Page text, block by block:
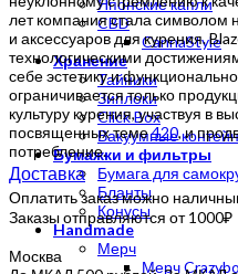
Японские капли
CBD
CannaStyle
Хранение
Тайники
Зиплоки
Click Box
Вакуумные
Бумажки и фильтры
Бумага для
Бланты
Конусы
Handmade
Мерч
Мерч
лет компания стала символом
и аксессуаров для курения.
технологическими
себе эстетику и
ограничивается только
культуру курения, участвуя в
посвященных теме420, и
потребление.
Доставка
Оплатить заказ можно
Заказы отправляются от 1000₽
Москва